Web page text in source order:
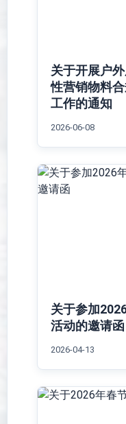
关于开展户
性营销物料
工作的通知
2026-06-08
关于参加
活动的邀请函
2026-04-13